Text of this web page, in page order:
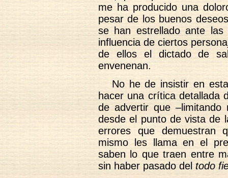
me ha producido una
pesar de los buenos
se han estrellado ante
influencia de ciertos
de ellos el dictado de
envenenan.
No he de insistir en
hacer una crítica detallada
de advertir que –limitando
desde el punto de vista de
errores que demuestran
mismo les llama en el
saben lo que traen entre
sin haber pasado del todo